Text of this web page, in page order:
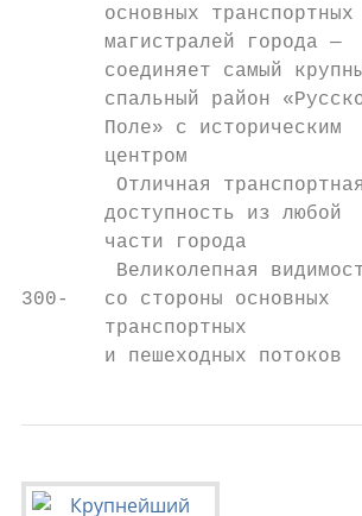
       основных транспортных
       магистралей города —
соединяет самый
спальный район
       Поле» с историческим
       центром
        Отличная транспортная
       доступность из любой
       части города
Великолепная
300-   со стороны основных
       транспортных
       и пешеходных потоков